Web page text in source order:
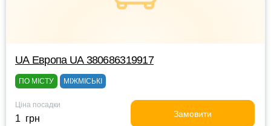
UА Европа UА 380686319917
ПО МІСТУ МІЖМІСЬКІ
Ціна посадки
1 грн Замовити